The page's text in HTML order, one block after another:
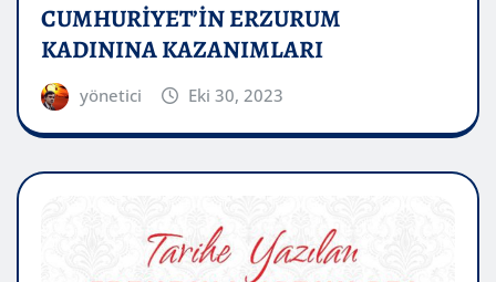
CUMHURİYET’İN ERZURUM
KADININA KAZANIMLARI
yönetici Eki 30, 2023